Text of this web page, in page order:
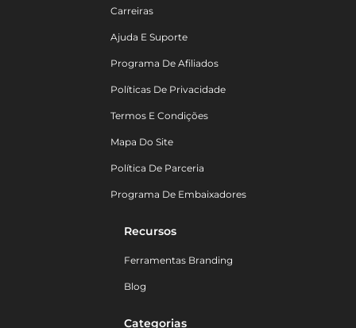
Carreiras
Ajuda E Suporte
Programa De Afiliados
Políticas De Privacidade
Termos E Condições
Mapa Do Site
Política De Parceria
Programa De Embaixadores
Recursos
Ferramentas Branding
Blog
Categorias